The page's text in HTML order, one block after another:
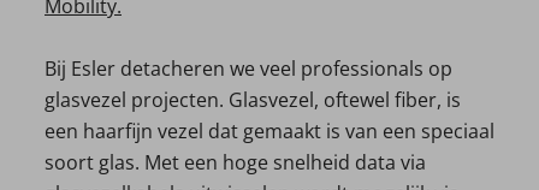
Bij Esler detacheren we veel professionals op
glasvezel projecten. Glasvezel, oftewel fiber, is
een haarfijn vezel dat gemaakt is van een speciaal
soort glas. Met een hoge snelheid data via